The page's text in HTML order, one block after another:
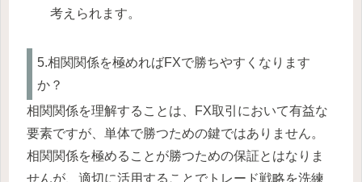
考えられます。
5.相関関係を極めればFXで勝ちやすくなります
か？
相関関係を理解することは、FX取引において有益な
要素ですが、単体で勝つための鍵ではありません。
相関関係を極めることが勝つための保証とはなりま
せんが、適切に活用することでトレード戦略を洗練